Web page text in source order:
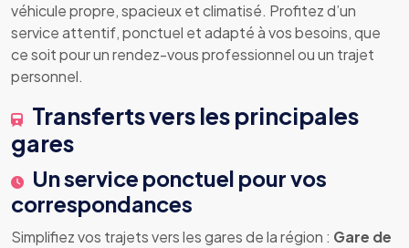
véhicule propre, spacieux et climatisé. Profitez d’un
service attentif, ponctuel et adapté à vos besoins, que
ce soit pour un rendez-vous professionnel ou un trajet
personnel.
Transferts vers les principales
gares
Un service ponctuel pour vos
correspondances
Simplifiez vos trajets vers les gares de la région : Gare de